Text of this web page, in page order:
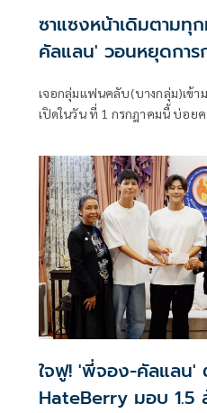
ซาแซงหน้าเดิมตาม
คัลแลน' วอนหยุดการ
เจอกลุ่มแฟนคลับ(บางกลุ่ม)เข้า
เปิดในวัน ที่ 1 กรกฎาคมนี้ บ่อยค
“พี่จอง-คัลแลน” ต้องออกแถล
รอหนุ่มๆก่อให้เกิดความไม่สะด
พื้นที่โดยรอบหยุดการกระทำดัง
ใจฟู! 'พี่จอง-คัลแลน'
HateBerry มอบ 1.5